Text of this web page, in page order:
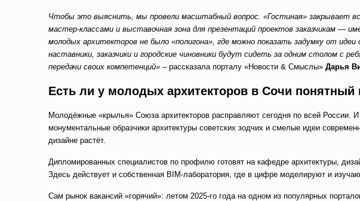
Чтобы это выяснить, мы провели масштабный вопрос. «Гостиная» закрывает
мастер-классами и выставочная зона для презентаций проектов заказчикам —
молодых архитекторов не было «полигона», где можно показать задумку от
наставники, заказчики и городские чиновники будут сидеть за одним столом с
передачи своих компетенций» –рассказала порталу «Новости & Смыслы»Дарья
Есть ли у молодых архитекторов в Сочи понятный
Молодёжные «крылья» Союза архитекторов расправляют сегодня по всей России.
монументальные образчики архитектуры советских зодчих и смелые идеи
дизайне растёт.
Дипломированных специалистов по профилю готовят на кафедре архитектуры,
Здесь действует и собственная BIM-лаборатория, где в цифре моделируют и
Сам рынок вакансий «горячий»: летом 2025-го года на одном из популярных